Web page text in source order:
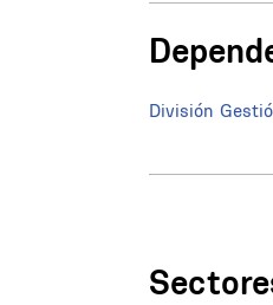
División